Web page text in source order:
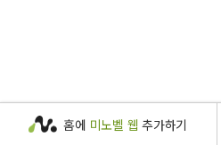
홈에 미노벨 웹 추가하기